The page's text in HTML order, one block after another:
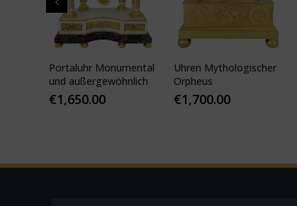
Portaluhr Monumental
und außergewöhnlich
€1,650.00
Uhren Mythologischer
Orpheus
€1,700.00